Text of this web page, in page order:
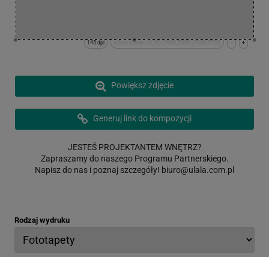
+
-
x:0cm y:0cm | (0,20) (7980,5700) (7980,5720)
145 dpi
Powiększ zdjęcie
Generuj link do kompozycji
JESTEŚ PROJEKTANTEM WNĘTRZ?
Zapraszamy do naszego Programu Partnerskiego.
Napisz do nas i poznaj szczegóły! biuro@ulala.com.pl
Rodzaj wydruku